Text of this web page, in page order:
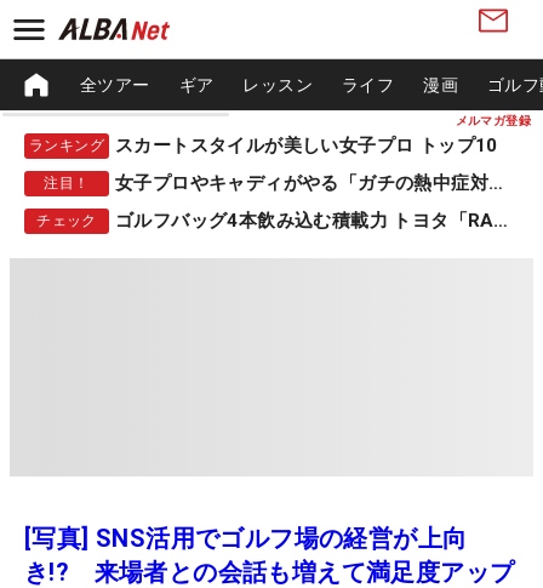
メルマガ登録
全ツアー ギア レッスン ライフ 漫画 ゴル
ランキング スカートスタイルが美しい女子プロ トップ10
注目！ 女子プロやキャディがやる「ガチの熱中症対策」
チェック ゴルフバッグ4本飲み込む積載力 トヨタ「RAV4」
[写真] SNS活用でゴルフ場の経営が上向
き!? 来場者との会話も増えて満足度アップ